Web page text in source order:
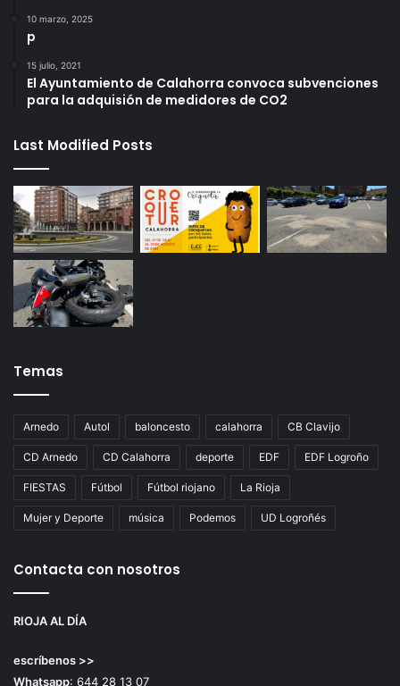
10 marzo, 2025
p
15 julio, 2021
El Ayuntamiento de Calahorra convoca subvenciones
para la adquisión de medidores de CO2
Last Modified Posts
Temas
Arnedo Autol baloncesto calahorra CB Clavijo
CD Arnedo CD Calahorra deporte EDF EDF Logroño
FIESTAS Fútbol Fútbol riojano La Rioja
Mujer y Deporte música Podemos UD Logroñés
Contacta con nosotros
RIOJA AL DÍA
escríbenos >>
Whatsapp: 644 28 13 07